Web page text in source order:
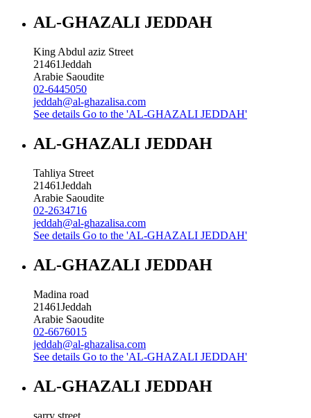
AL-GHAZALI JEDDAH
King Abdul aziz Street
21461Jeddah
Arabie Saoudite
02-6445050
jeddah@al-ghazalisa.com
See details Go to the 'AL-GHAZALI JEDDAH'
AL-GHAZALI JEDDAH
Tahliya Street
21461Jeddah
Arabie Saoudite
02-2634716
jeddah@al-ghazalisa.com
See details Go to the 'AL-GHAZALI JEDDAH'
AL-GHAZALI JEDDAH
Madina road
21461Jeddah
Arabie Saoudite
02-6676015
jeddah@al-ghazalisa.com
See details Go to the 'AL-GHAZALI JEDDAH'
AL-GHAZALI JEDDAH
sarry street